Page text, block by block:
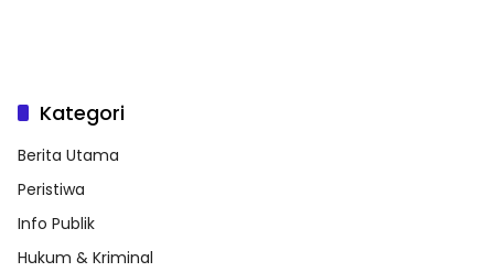
Kategori
Berita Utama
Peristiwa
Info Publik
Hukum & Kriminal